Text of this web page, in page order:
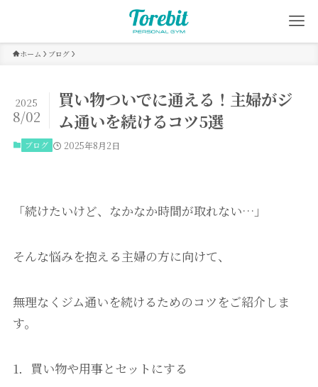
ホーム ブログ
買い物ついでに通える！主婦がジ
ム通いを続けるコツ5選
2025
8/02
ブログ 2025年8月2日
「続けたいけど、なかなか時間が取れない…」
そんな悩みを抱える主婦の方に向けて、
無理なくジム通いを続けるためのコツをご紹介しま
す。
1．買い物や用事とセットにする